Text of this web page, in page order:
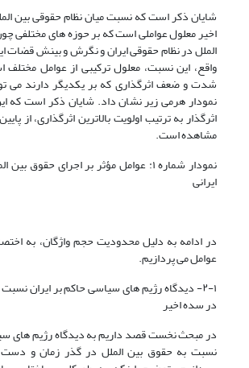
شایان ذکر است که نسبت میان نظام حقوقی بین
اخیر معلول عواملی است که بر حوزه های مختلفی
الملل در نظام حقوقی ایران و نگرش و بینش قضات
واقع، این نسبت، معلول ترکیبی از عوامل
شدت و ضعف اثرگذاری که بر یکدیگر دارند می
نمودار هرمی زیر نشان داد. شایان ذکر است که
اثرگذار به ترتیب اولویت بالاترین اثرگذاری، از
مشاهده است.
نمودار شماره ۱: عوامل مؤثر بر اجرای حقوق
ایرانی
در ادامه به دلیل محدودیت حجم واژگان، به
عوامل می پردازیم.
۲-۱- دیدگاه رژیم های سیاسی حاکم بر ایران
در سده اخیر
در مبحث نخست قصد داریم به دیدگاه رژیم های
نسبت به حقوق بین الملل در گذر زمان و